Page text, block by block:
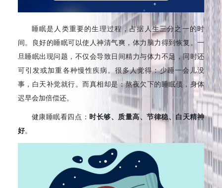
睡眠是人类重要的生理过程，占据人生三分之一的时
间。良好的睡眠可以使人神清气爽，体力脑力得到恢复。一
旦睡眠出现问题，不仅会导致日间精力与体力不足，同时还
可引发或加重各种慢性疾病。很多人觉得：少睡一会儿没
事，白天补觉就行。而真相却是：熬夜欠下的睡眠债，身体
迟早会加倍偿还。
健康睡眠看四点： 时长够、质量高、节律稳、白天精神
好。